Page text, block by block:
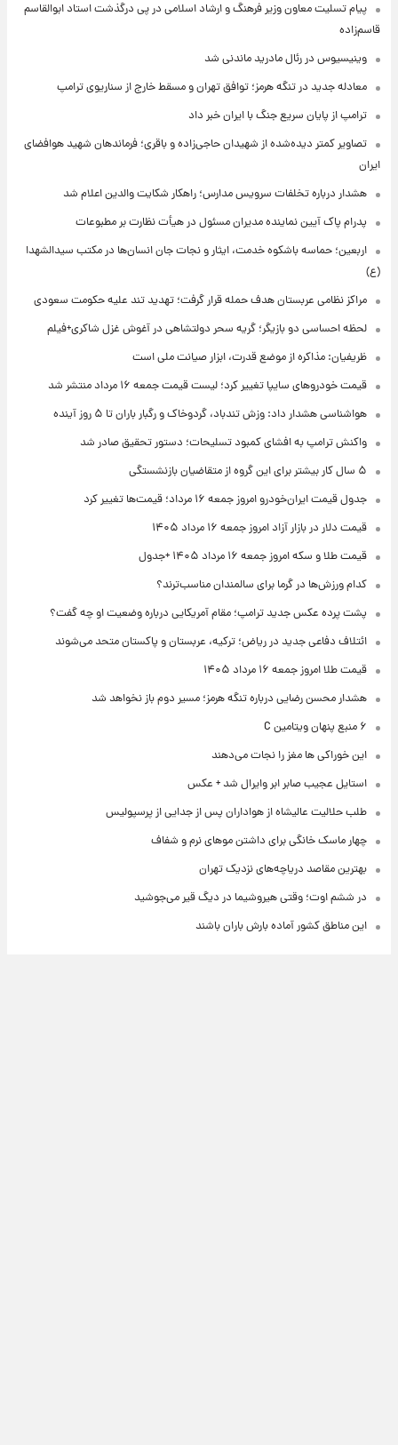
پیام تسلیت معاون وزیر فرهنگ و ارشاد اسلامی در پی درگذشت استاد ابوالقاسم
قاسم‌زاده
وینیسیوس در رئال مادرید ماندنی شد
معادله جدید در تنگه هرمز؛ توافق تهران و مسقط خارج از سناریوی ترامپ
ترامپ از پایان سریع جنگ با ایران خبر داد
تصاویر کمتر دیده‌شده از شهیدان حاجی‌زاده و باقری؛ فرماندهان شهید هوافضای
ایران
هشدار درباره تخلفات سرویس مدارس؛ راهکار شکایت والدین اعلام شد
پدرام پاک آیین نماینده مدیران مسئول در هیأت نظارت بر مطبوعات
اربعین؛ حماسه باشکوه خدمت، ایثار و نجات جان انسان‌ها در مکتب سیدالشهدا
(ع)
مراکز نظامی عربستان هدف حمله قرار گرفت؛ تهدید تند علیه حکومت سعودی
لحظه احساسی دو بازیگر؛ گریه سحر دولتشاهی در آغوش غزل شاکری+فیلم
ظریفیان: مذاکره از موضع قدرت، ابزار صیانت ملی است
قیمت خودروهای سایپا تغییر کرد؛ لیست قیمت جمعه ۱۶ مرداد منتشر شد
هواشناسی هشدار داد: وزش تندباد، گردوخاک و رگبار باران تا ۵ روز آینده
واکنش ترامپ به افشای کمبود تسلیحات؛ دستور تحقیق صادر شد
۵ سال کار بیشتر برای این گروه از متقاضیان بازنشستگی
جدول قیمت ایران‌خودرو امروز جمعه ۱۶ مرداد؛ قیمت‌ها تغییر کرد
قیمت دلار در بازار آزاد امروز جمعه ۱۶ مرداد ۱۴۰۵
قیمت طلا و سکه امروز جمعه ۱۶ مرداد ۱۴۰۵ +جدول
کدام ورزش‌ها در گرما برای سالمندان مناسب‌ترند؟
پشت پرده عکس جدید ترامپ؛ مقام آمریکایی درباره وضعیت او چه گفت؟
ائتلاف دفاعی جدید در ریاض؛ ترکیه، عربستان و پاکستان متحد می‌شوند
قیمت طلا امروز جمعه ۱۶ مرداد ۱۴۰۵
هشدار محسن رضایی درباره تنگه هرمز؛ مسیر دوم باز نخواهد شد
۶ منبع پنهان ویتامین C
این خوراکی ها مغز را نجات می‌دهند
استایل عجیب صابر ابر وایرال شد + عکس
طلب حلالیت عالیشاه از هواداران پس از جدایی از پرسپولیس
چهار ماسک خانگی برای داشتن موهای نرم و شفاف
بهترین مقاصد دریاچه‌های نزدیک تهران
در ششم اوت؛ وقتی هیروشیما در دیگ قیر می‌جوشید
این مناطق کشور آماده بارش باران باشند